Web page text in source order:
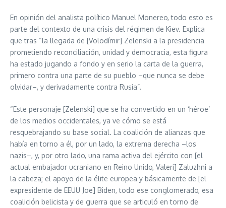
En opinión del analista político Manuel Monereo, todo esto es
parte del contexto de una crisis del régimen de Kiev. Explica
que tras “la llegada de [Volodímir] Zelenski a la presidencia
prometiendo reconciliación, unidad y democracia, esta figura
ha estado jugando a fondo y en serio la carta de la guerra,
primero contra una parte de su pueblo –que nunca se debe
olvidar–, y derivadamente contra Rusia”.
“Este personaje [Zelenski] que se ha convertido en un ‘héroe’
de los medios occidentales, ya ve cómo se está
resquebrajando su base social. La coalición de alianzas que
había en torno a él, por un lado, la extrema derecha –los
nazis–, y, por otro lado, una rama activa del ejército con [el
actual embajador ucraniano en Reino Unido, Valeri] Zaluzhni a
la cabeza; el apoyo de la élite europea y básicamente de [el
expresidente de EEUU Joe] Biden, todo ese conglomerado, esa
coalición belicista y de guerra que se articuló en torno de